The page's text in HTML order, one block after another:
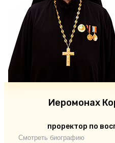
Иеромонах
проректор по
Смотреть биографию